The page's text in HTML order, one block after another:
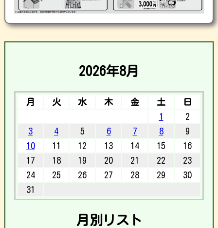
2026年8月
月 火 水 木 金 土
日
1
2
3
4 5 6 7 8
9
10
11 12 13 14 15
16
17
18 19 20 21 22
23
24
25 26 27 28 29
30
31
月別リスト